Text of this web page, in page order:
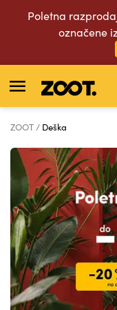
Poletna
označene
ZOOT Deška